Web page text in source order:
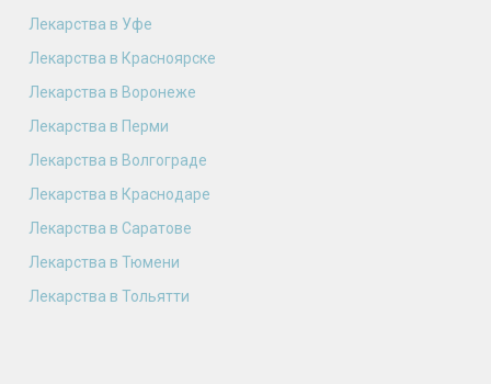
Лекарства в Уфе
Лекарства в Красноярске
Лекарства в Воронеже
Лекарства в Перми
Лекарства в Волгограде
Лекарства в Краснодаре
Лекарства в Саратове
Лекарства в Тюмени
Лекарства в Тольятти